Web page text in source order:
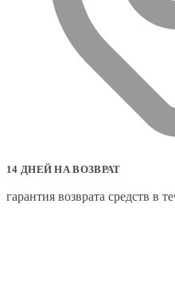
14 ДНЕЙ НА ВОЗВРАТ
гарантия возврата средств в